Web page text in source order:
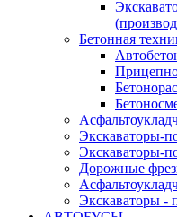
Бетонная
Экскаваторы-
Экскаваторы-
Дорожные
Экскаваторы -